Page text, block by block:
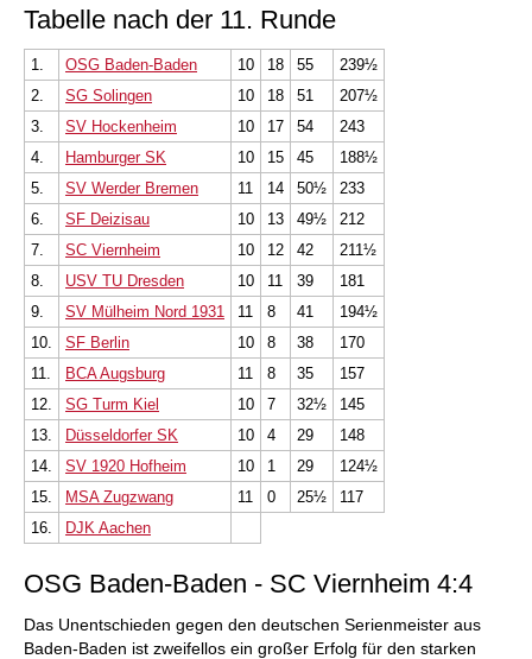
Tabelle nach der 11. Runde
1. OSG Baden-Baden 10 18 55
239½
2.
SG Solingen 10 18 51
207½
3.
SV Hockenheim 10 17 54
243
4.
Hamburger SK 10 15 45
188½
5.
SV Werder Bremen 11 14 50½
233
6.
SF Deizisau 10 13 49½
212
7.
SC Viernheim 10 12 42
211½
8.
USV TU Dresden 10 11 39
181
9.
SV Mülheim Nord 1931 11 8 41
194½
10.
SF Berlin 10 8 38
170
11.
BCA Augsburg 11 8 35
157
12.
SG Turm Kiel 10 7 32½
145
13.
Düsseldorfer SK 10 4 29
148
14.
SV 1920 Hofheim 10 1 29
124½
15.
MSA Zugzwang 11 0 25½
117
16.
DJK Aachen
OSG Baden-Baden - SC Viernheim 4:4
Das Unentschieden gegen den deutschen Serienmeister aus
Baden-Baden ist zweifellos ein großer Erfolg für den starken